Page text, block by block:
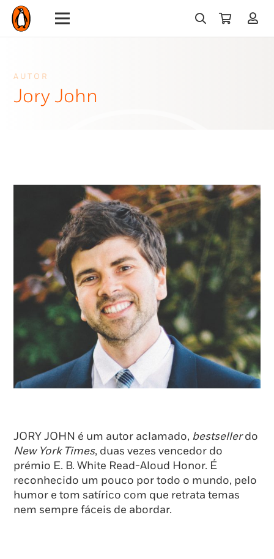
AUTOR
Jory John
JORY JOHN é um autor aclamado, bestsellerdo
New York Times, duas vezes vencedor do
prémio E. B. White Read-Aloud Honor. É
reconhecido um pouco por todo o mundo, pelo
humor e tom satírico com que retrata temas
nem sempre fáceis de abordar.